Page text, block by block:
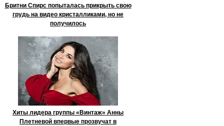
Бритни Спирс попыталась прикрыть свою
грудь на видео кристалликами, но не
получилось
Хиты лидера группы «Винтаж» Анны
Плетневой впервые прозвучат в